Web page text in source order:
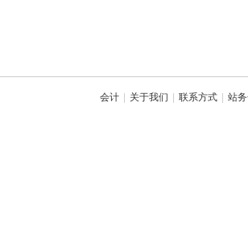
会计 关于我们 联系方式 站